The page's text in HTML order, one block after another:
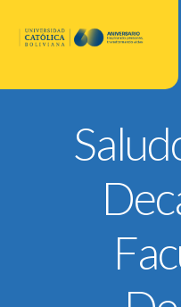
Discursos Rector Nacional